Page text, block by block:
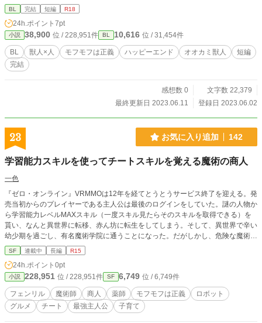
BL 完結 短編 R18
24h.ポイント 7pt
小説 38,900 位 / 228,951件 BL 10,616 位 / 31,454件
BL 獣人×人 モフモフは正義 ハッピーエンド オオカミ獣人
短編
完結
感想数 0
文字数 22,379
最終更新日 2023.06.11
登録日 2023.06.02
23 お気に入り追加 142
学習能力スキルを使ってチートスキルを覚える魔術の商人
一色
『ゼロ・オンライン』VRMMOは12年を経てとうとうサービス終了を迎える。発
売当初からのプレイヤーである主人公は最後のログインをしていた。謎の人物か
ら学習能力レベルMAXスキル（一度スキル見たらそのスキルを取得できる）を
貰い、なんと異世界に転移、赤ん坊に転生をしてしまう。そして、異世界で辛い
幼少期を過ごし、有名魔術学院に通うことになった。だがしかし、危険な魔術を
使い退学となり、王国を追放される。そして、ダンジョンと都市を行き来する生
活が始まった。そこで、一匹のフェンリルに出会ったことをきっかけに、鬱屈し
ていた心境が変わり、やがて、魔術の商人として活躍することになる。 ※誤字
脱字、文章がおかしな点などは出来る限り追加修正中。アルファポリス、カクヨ
ム、ノベルアッププラスでも投稿中。
SF 連載中 長編 R15
24h.ポイント 0pt
小説 228,951 位 / 228,951件 SF 6,749 位 / 6,749件
フェンリル 魔術師 商人 薬師 モフモフは正義
ロボット
グルメ
チート 最強主人公 子育て